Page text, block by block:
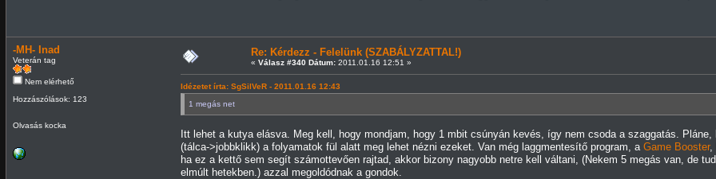
-MH- Inad
Veterán tag
Nem elérhető
Hozzászólások: 123
Olvasás kocka
Re: Kérdezz - Felelünk (SZABÁLYZATTAL!)
« Válasz #340 Dátum:2011.01.16 12:51 »
Idézetet írta: SgSilVeR - 2011.01.16 12:43
1 megás net
Itt lehet a kutya elásva. Meg kell, hogy mondjam, hogy 1 mbit csúnyán kevés, így nem csoda a szaggatás.
(tálca->jobbklikk) a folyamatok fül alatt meg lehet nézni ezeket. Van még laggmentesítő program, a Game Booster,
ha ez a kettő sem segít számottevően rajtad, akkor bizony nagyobb netre kell váltani, (Nekem 5 megás van, de
elmúlt hetekben.) azzal megoldódnak a gondok.